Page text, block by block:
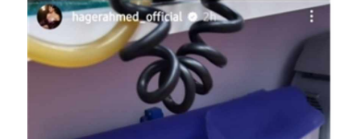
هاجر أحمد تتعرض لوعكة صحية- الصورة من قصص حسابها على
هاجر أحمد تتعرض لوعكة صحية- الصورة من قصص حسابها على
إنستغرام